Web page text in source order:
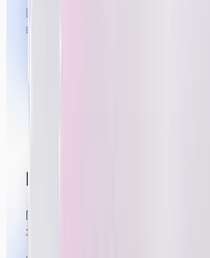
Вы можете посмотреть
вебкам-моделей
Проводить приваты
Примерно 30–40 минут из 6
занимать приваты.